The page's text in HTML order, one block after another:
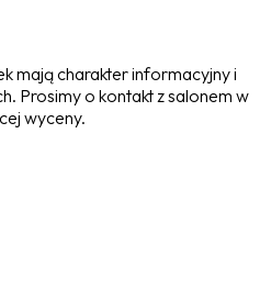
mają charakter informacyjny i
Prosimy o kontakt z salonem w
wyceny.